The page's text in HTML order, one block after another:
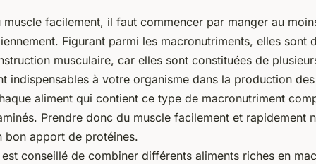
facilement, il faut commencer par manger au
Figurant parmi les macronutriments, elles sont
musculaire, car elles sont constituées de
indispensables à votre organisme dans la production
aliment qui contient ce type de macronutriment
Prendre donc du muscle facilement et rapidement
bon apport de protéines.
conseillé de combiner différents aliments riches en